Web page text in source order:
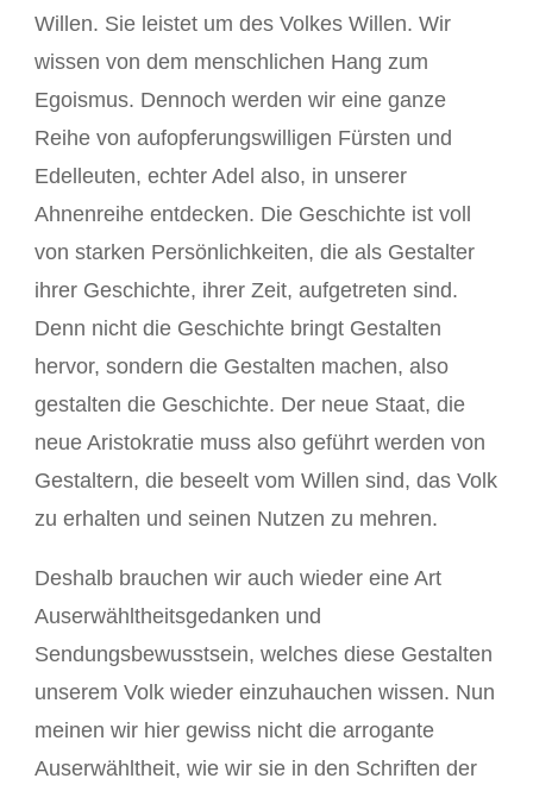
Willen. Sie leistet um des Volkes Willen. Wir
wissen von dem menschlichen Hang zum
Egoismus. Dennoch werden wir eine ganze
Reihe von aufopferungswilligen Fürsten und
Edelleuten, echter Adel also, in unserer
Ahnenreihe entdecken. Die Geschichte ist voll
von starken Persönlichkeiten, die als Gestalter
ihrer Geschichte, ihrer Zeit, aufgetreten sind.
Denn nicht die Geschichte bringt Gestalten
hervor, sondern die Gestalten machen, also
gestalten die Geschichte. Der neue Staat, die
neue Aristokratie muss also geführt werden von
Gestaltern, die beseelt vom Willen sind, das Volk
zu erhalten und seinen Nutzen zu mehren.
Deshalb brauchen wir auch wieder eine Art
Auserwähltheitsgedanken und
Sendungsbewusstsein, welches diese Gestalten
unserem Volk wieder einzuhauchen wissen. Nun
meinen wir hier gewiss nicht die arrogante
Auserwähltheit, wie wir sie in den Schriften der